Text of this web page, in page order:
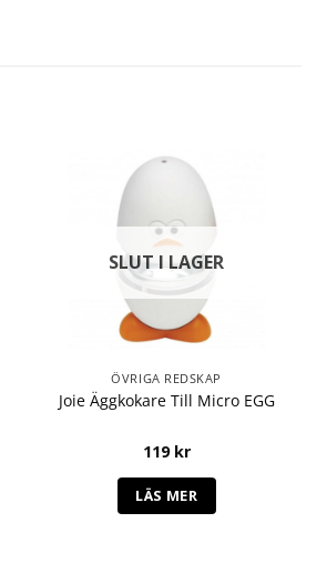
SLUT I LAGER
ÖVRIGA REDSKAP
Joie Äggkokare Till Micro EGG
119 kr
LÄS MER